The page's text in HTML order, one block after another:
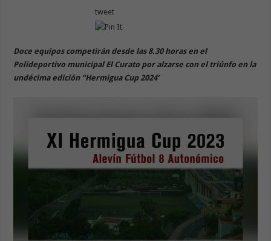
tweet
Doce equipos competirán desde las 8.30 horas en el
Polideportivo municipal El Curato por alzarse con el triúnfo en la
undécima edición “Hermigua Cup 2024’